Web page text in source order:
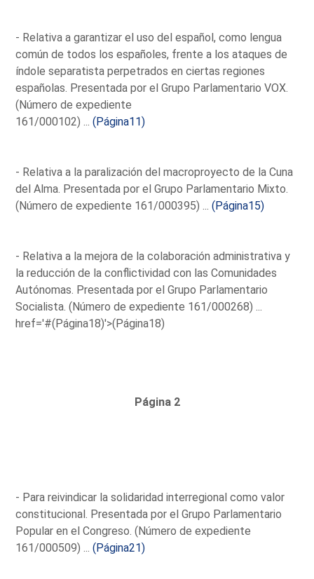
- Relativa a garantizar el uso del español, como lengua
común de todos los españoles, frente a los ataques de
índole separatista perpetrados en ciertas regiones
españolas. Presentada por el Grupo Parlamentario VOX.
(Número de expediente
161/000102) ...(Página11)
- Relativa a la paralización del macroproyecto de la Cuna
del Alma. Presentada por el Grupo Parlamentario Mixto.
(Número de expediente 161/000395) ...(Página15)
- Relativa a la mejora de la colaboración administrativa y
la reducción de la conflictividad con las Comunidades
Autónomas. Presentada por el Grupo Parlamentario
Socialista. (Número de expediente 161/000268) ...
href='#(Página18)'>(Página18)
Página 2
- Para reivindicar la solidaridad interregional como valor
constitucional. Presentada por el Grupo Parlamentario
Popular en el Congreso. (Número de expediente
161/000509) ...(Página21)